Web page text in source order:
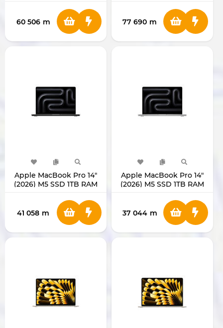
60 506 m 77 690 m
Apple MacBook Pro 14"
(2026) M5 SSD 1TB RAM
41 058 m
Apple MacBook Pro 14"
(2026) M5 SSD 1TB RAM
37 044 m